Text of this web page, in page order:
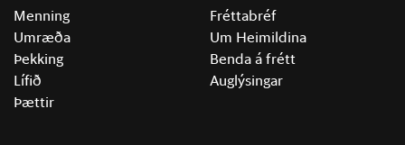
Menning
Umræða
Þekking
Lífið
Þættir
Fréttabréf
Um Heimildina
Benda á frétt
Auglýsingar